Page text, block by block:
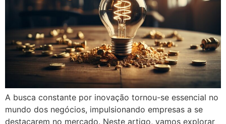
A busca constante por inovação tornou-se essencial no
mundo dos negócios, impulsionando empresas a se
destacarem no mercado. Neste artigo, vamos explorar